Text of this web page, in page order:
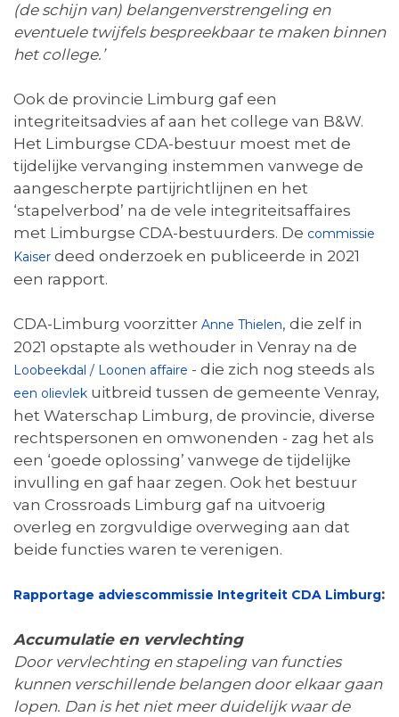
(de schijn van) belangenverstrengeling en
eventuele twijfels bespreekbaar te maken binnen
het college.’
Ook de provincie Limburg gaf een
integriteitsadvies af aan het college van B&W.
Het Limburgse CDA-bestuur moest met de
tijdelijke vervanging instemmen vanwege de
aangescherpte partijrichtlijnen en het
‘stapelverbod’ na de vele integriteitsaffaires
met Limburgse CDA-bestuurders. De commissie
Kaiser deed onderzoek en publiceerde in 2021
een rapport.
CDA-Limburg voorzitter Anne Thielen, die zelf in
2021 opstapte als wethouder in Venray na de
Loobeekdal / Loonen affaire - die zich nog steeds als
een olievlek uitbreid tussen de gemeente Venray,
het Waterschap Limburg, de provincie, diverse
rechtspersonen en omwonenden - zag het als
een ‘goede oplossing’ vanwege de tijdelijke
invulling en gaf haar zegen. Ook het bestuur
van Crossroads Limburg gaf na uitvoerig
overleg en zorgvuldige overweging aan dat
beide functies waren te verenigen.
Rapportage adviescommissie Integriteit CDA Limburg:
Accumulatie en vervlechting
Door vervlechting en stapeling van functies
kunnen verschillende belangen door elkaar gaan
lopen. Dan is het niet meer duidelijk waar de